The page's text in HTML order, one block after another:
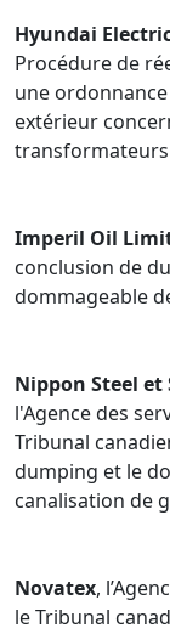
Hyundai
Procédure de
une
extérieur
transformateurs
Imperil Oil
conclusion de
dommageable
Nippon Steel
l'Agence des
Tribunal
dumping et le
canalisation de
Novatex,
le Tribunal